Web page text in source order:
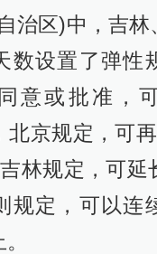
治区)中，吉林
数设置了弹性
意或批准，
北京规定，可
林规定，可延
规定，可以连